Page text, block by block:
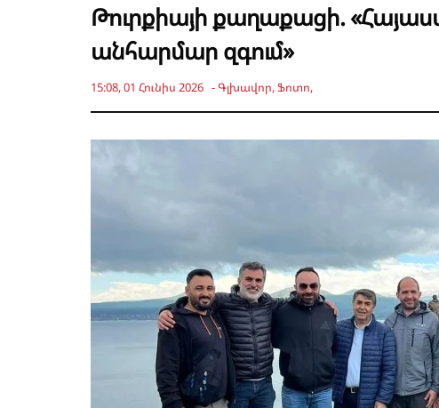
Թուրքիայի քաղաքացի.
անհարմար զգում»
15:08, 01 Հունիս 2026 -Գլխավոր,Ֆոտո,